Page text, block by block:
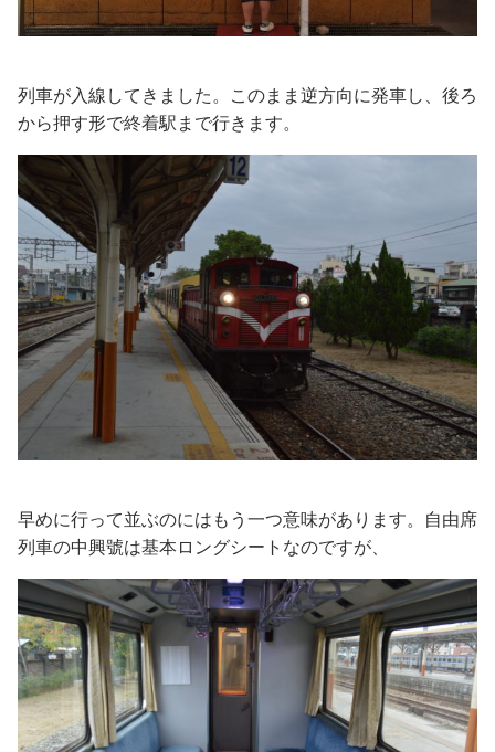
列車が入線してきました。このまま逆方向に発車し、後ろ
から押す形で終着駅まで行きます。
早めに行って並ぶのにはもう一つ意味があります。自由席
列車の中興號は基本ロングシートなのですが、